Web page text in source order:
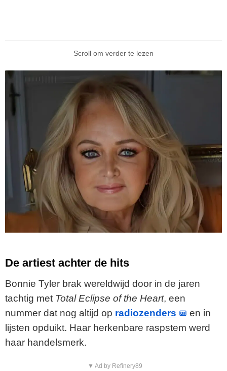
Scroll om verder te lezen
De artiest achter de hits
Bonnie Tyler brak wereldwijd door in de jaren
tachtig met Total Eclipse of the Heart, een
nummer dat nog altijd op radiozenders
en in
lijsten opduikt. Haar herkenbare raspstem werd
haar handelsmerk.
▼ Ad by Refinery89